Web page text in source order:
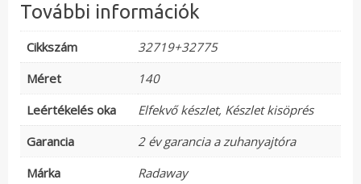
További információk
Cikkszám
32719+32775
Méret
140
Leértékelés oka
Elfekvő készlet, Készlet kisöprés
Garancia
2 év garancia a zuhanyajtóra
Márka
Radaway